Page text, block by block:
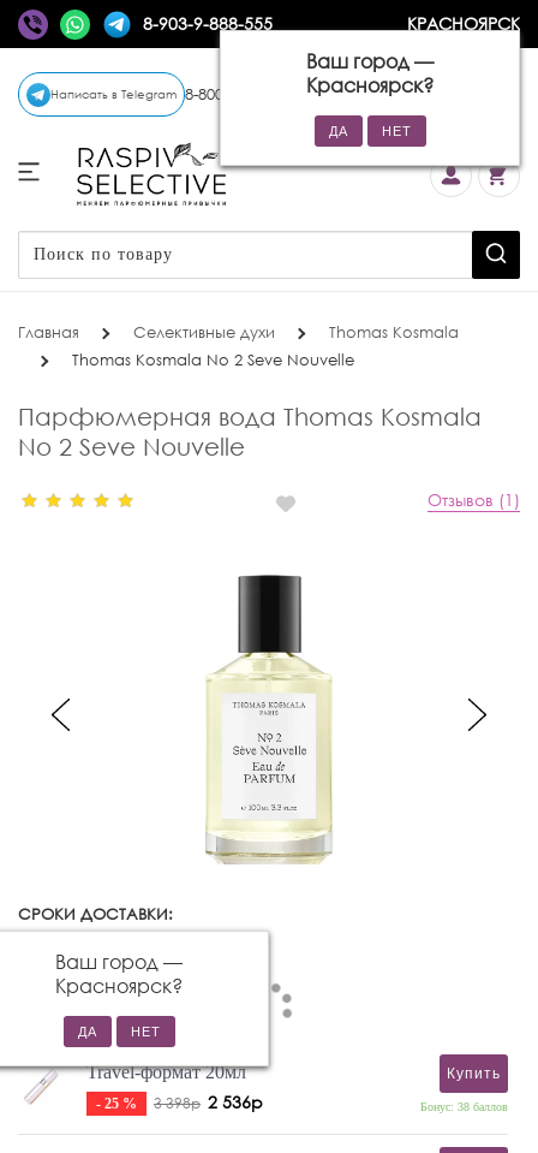
8-903-9-888-555 КРАСНОЯРСК
Ваш город —
Красноярск?
Написать в Telegram 8-800-770-72-34 (бесплатно)
Главная Селективные духи
Thomas Kosmala
Thomas Kosmala No 2 Seve Nouvelle
Парфюмерная вода Thomas Kosmala
No 2 Seve Nouvelle
Отзывов (1)
СРОКИ ДОСТАВКИ:
Ваш город —
Красноярск?
Travel-формат 20мл
- 25 % 3 398р 2 536р
Купить
Бонус: 38 баллов